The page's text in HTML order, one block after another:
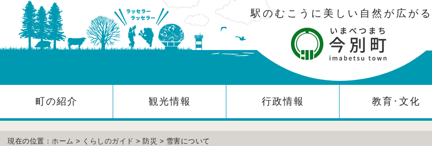
駅のむこうに美しい自然が広がる
町の紹介 観光情報 行政情報 教育･文化
現在の位置： ホーム > くらしのガイド > 防災 > 雪害について